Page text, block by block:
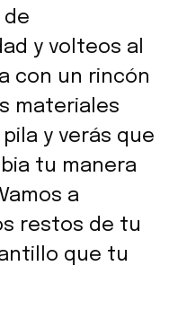
de
y volteos al
con un rincón
materiales
y verás que
tu manera
a
restos de tu
que tu